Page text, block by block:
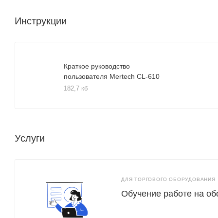
Инструкции
Краткое руководство
пользователя Mertech CL-610
182,7 кб
Услуги
ДЛЯ ТОРГОВОГО ОБОРУДОВАНИЯ
Обучение работе на